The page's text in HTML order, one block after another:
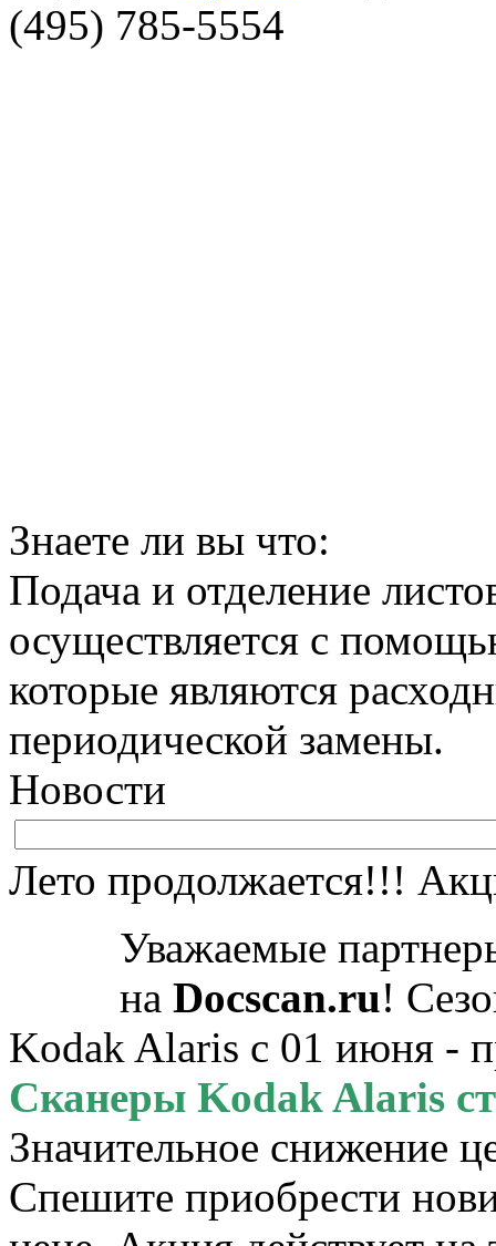
(495) 785-5554
Знаете ли вы что:
Подача и отделение
осуществляется с
которые являются
периодической замены.
Новости
Лето продолжается!!!
Уважаемые
на Docscan.ru!
Kodak Alaris с 01 июня -
Сканеры Kodak Alaris
Значительное снижение
Спешите приобрести